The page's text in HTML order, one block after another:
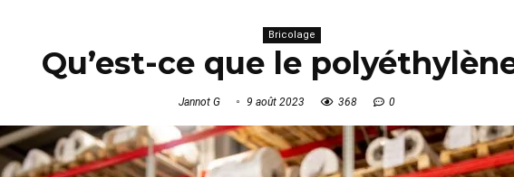
Bricolage
Qu’est-ce que le
Jannot G 9 août 2023 368 0